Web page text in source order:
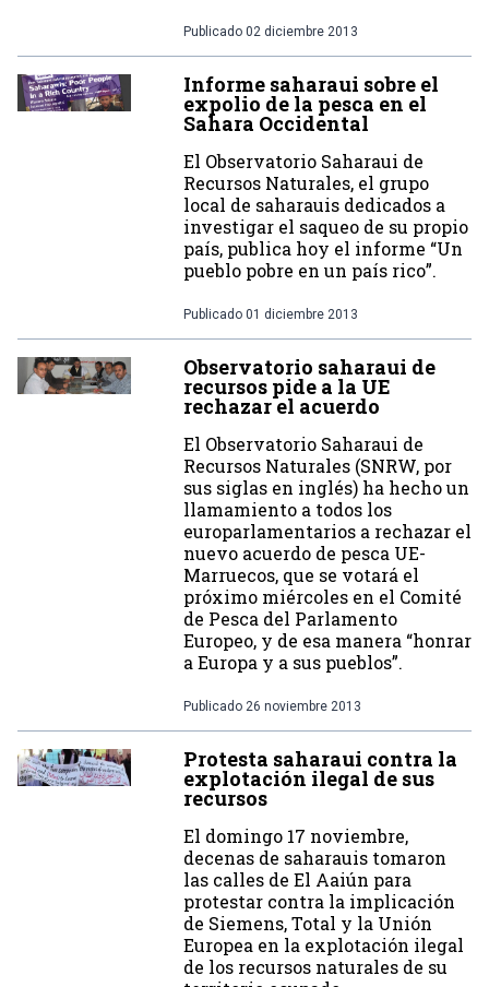
Publicado 02 diciembre 2013
Informe saharaui sobre el
expolio de la pesca en el
Sahara Occidental
El Observatorio Saharaui de
Recursos Naturales, el grupo
local de saharauis dedicados a
investigar el saqueo de su propio
país, publica hoy el informe “Un
pueblo pobre en un país rico”.
Publicado 01 diciembre 2013
Observatorio saharaui de
recursos pide a la UE
rechazar el acuerdo
El Observatorio Saharaui de
Recursos Naturales (SNRW, por
sus siglas en inglés) ha hecho un
llamamiento a todos los
europarlamentarios a rechazar el
nuevo acuerdo de pesca UE-
Marruecos, que se votará el
próximo miércoles en el Comité
de Pesca del Parlamento
Europeo, y de esa manera “honrar
a Europa y a sus pueblos”.
Publicado 26 noviembre 2013
Protesta saharaui contra la
explotación ilegal de sus
recursos
El domingo 17 noviembre,
decenas de saharauis tomaron
las calles de El Aaiún para
protestar contra la implicación
de Siemens, Total y la Unión
Europea en la explotación ilegal
de los recursos naturales de su